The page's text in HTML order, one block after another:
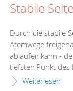
Stabile
Durch die stabile
Atemwege
ablaufen kann -
tiefsten Punkt des
Weiterlesen